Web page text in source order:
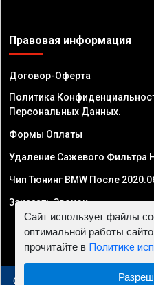
Правовая информация
Договор-Оферта
Политика
Персональных Данных.
Формы Оплаты
Удаление Сажевого Фильтра
Чип Тюнинг BMW После
Заказать Звонок
© 2010 - 2026 Чип тюнинг
Сайт использует файлы
оптимальной работы
прочитайте в Политике